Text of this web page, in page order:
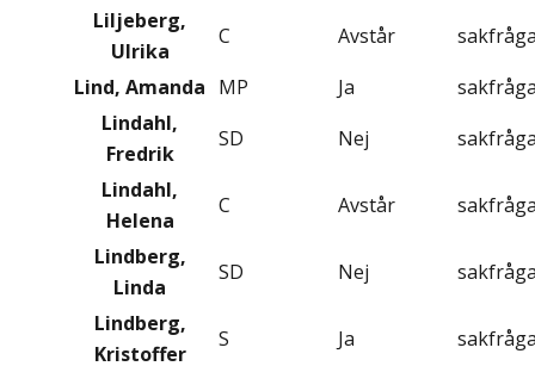
Liljeberg,
Ulrika
C Avstår
Lind, Amanda MP Ja
Lindahl,
Fredrik
SD Nej
Lindahl,
Helena
C Avstår
Lindberg,
Linda
SD Nej
Lindberg,
Kristoffer
S Ja